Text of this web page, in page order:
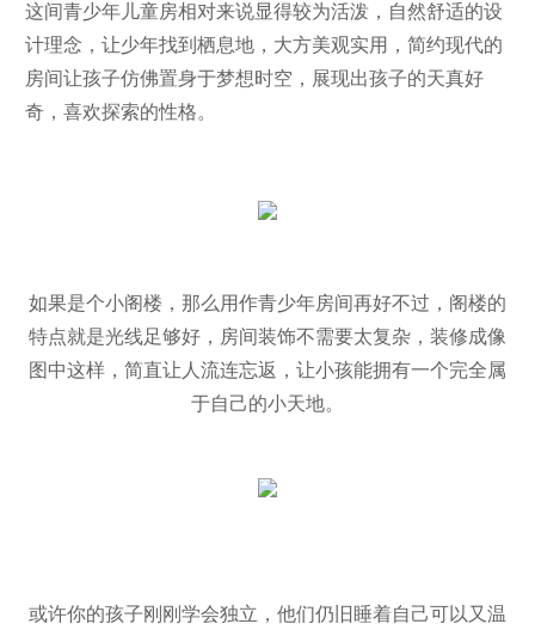
这间青少年儿童房相对来说显得较为活泼，自然舒适的设
计理念，让少年找到栖息地，大方美观实用，简约现代的
房间让孩子仿佛置身于梦想时空，展现出孩子的天真好
奇，喜欢探索的性格。
如果是个小阁楼，那么用作青少年房间再好不过，阁楼的
特点就是光线足够好，房间装饰不需要太复杂，装修成像
图中这样，简直让人流连忘返，让小孩能拥有一个完全属
于自己的小天地。
或许你的孩子刚刚学会独立，他们仍旧睡着自己可以又温